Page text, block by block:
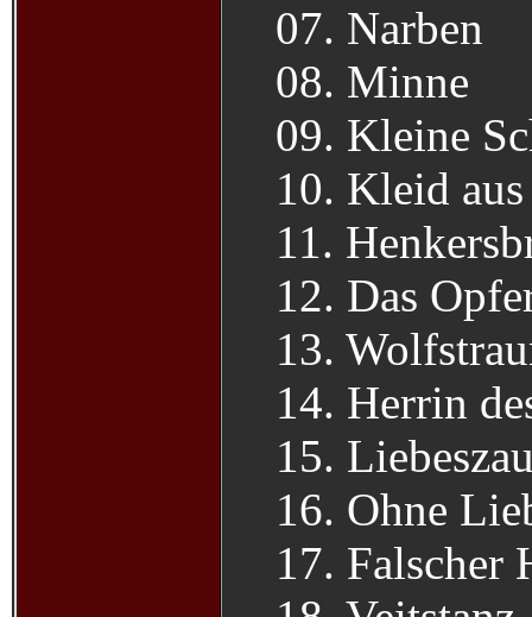
07. Narben
08. Minne
09. Kleine
10. Kleid
11.
12. Das
13.
14. Herrin
15.
16. Ohne
17. Falscher